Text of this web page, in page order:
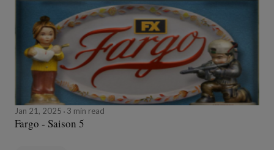
Jan 21, 2025 3 min read
Fargo - Saison 5